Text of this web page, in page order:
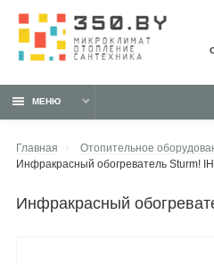
МЕНЮ
Главная Отопительное
Инфракрасный обогреватель Sturm!
инфракрасный